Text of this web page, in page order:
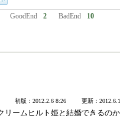
GoodEnd 2 BadEnd 10
初版：2012.2.6 8:26 更新：
リームヒルト姫と結婚できるの